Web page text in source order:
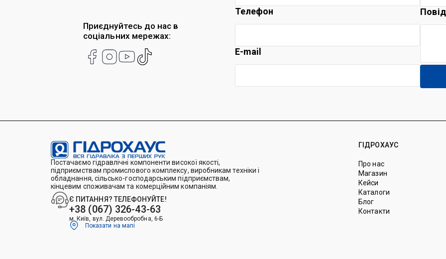
Приєднуйтесь до нас в
соціальних мережах:
Телефон
E-mail
Постачаємо гідравлічні компоненти високої якості,
підприємствам промислового комплексу, виробникам техніки і
обладнання, сільсько-господарським підприємствам,
кінцевим споживачам та комерційним компаніям.
Є ПИТАННЯ? ТЕЛЕФОНУЙТЕ!
+38 (067) 326-43-63
м. Київ, вул. Деревообробна, 6-Б
Показати на мапі
ГІДРОХАУС
Про нас
Магазин
Кейси
Каталоги
Блог
Контакти